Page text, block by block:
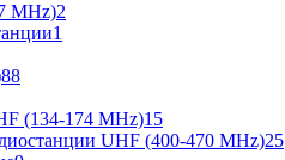
MHz)2
1
88
(134-174 MHz)15
UHF (400-470 MHz)25